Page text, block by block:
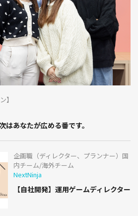
】
はあなたが広める番です。
企画職（ディレクター、プランナー）国
内チーム/海外チーム
NextNinja
【自社開発】運用ゲームディレクター